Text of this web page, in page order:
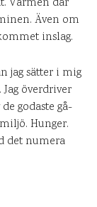
Även om
inslag.
jag sätter i mig
överdriver
godaste gå-
Hunger.
det numera